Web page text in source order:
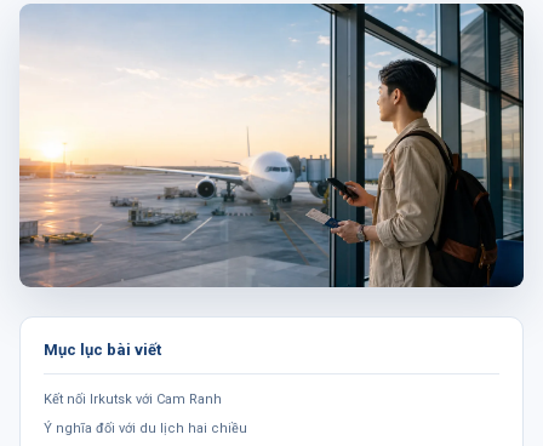
Mục lục bài viết
Kết nối Irkutsk với Cam Ranh
Ý nghĩa đối với du lịch hai chiều